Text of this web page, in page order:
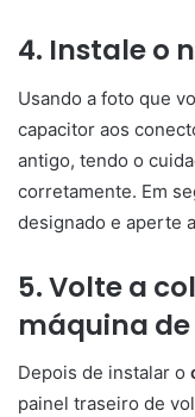
4. Instale o
Usando a foto que
capacitor aos
antigo, tendo o
corretamente. Em
designado e aperte
5. Volte a
máquina
Depois de instalar o
painel traseiro de